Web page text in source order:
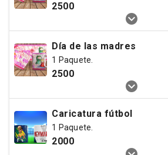
2500
Día de las madres
1 Paquete.
2500
Caricatura fútbol
1 Paquete.
2000